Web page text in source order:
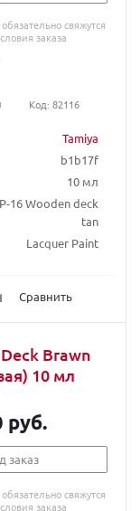
Tamiya
b1b17f
10 мл
16 Wooden deck
tan
Lacquer Paint
Сравнить
свяжутся
заказа
Код: 82116
Brawn
10 мл
руб.
заказ
свяжутся
заказа